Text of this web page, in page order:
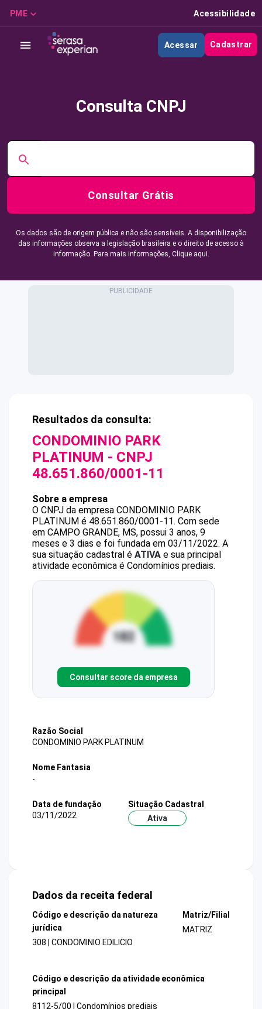
PME Acessibilidade
Acessar Cadastrar
Consulta CNPJ
Consultar Grátis
Os dados são de origem pública e não são sensíveis. A disponibilização
das informações observa a legislação brasileira e o direito de acesso à
informação. Para mais informações, Clique aqui.
Resultados da consulta:
CONDOMINIO PARK
PLATINUM - CNPJ
48.651.860/0001-11
Sobre a empresa
O CNPJ da empresa CONDOMINIO PARK
PLATINUM é 48.651.860/0001-11. Com sede
em CAMPO GRANDE, MS, possui 3 anos, 9
meses e 3 dias e foi fundada em 03/11/2022. A
sua situação cadastral é ATIVA e sua principal
atividade econômica é Condomínios prediais.
Consultar score da empresa
Razão Social
CONDOMINIO PARK PLATINUM
Nome Fantasia
-
Data de fundação
03/11/2022
Situação Cadastral
Ativa
Dados da receita federal
Código e descrição da natureza
jurídica
308 | CONDOMINIO EDILICIO
Matriz/Filial
MATRIZ
Código e descrição da atividade econômica
principal
8112-5/00 | Condomínios prediais